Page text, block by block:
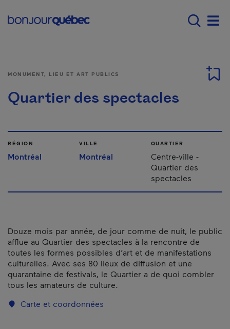
Main navigation -
MONUMENT, LIEU ET ART PUBLICS
Quartier des spectacles
RÉGION
Montréal
VILLE
Montréal
QUARTIER
Centre-ville -
Quartier des
spectacles
Douze mois par année, de jour comme de nuit, le public
afflue au Quartier des spectacles à la rencontre de
toutes les formes possibles d’art et de manifestations
culturelles. Avec ses 80 lieux de diffusion et une
quarantaine de festivals, le Quartier a de quoi combler
tous les amateurs de culture.
Carte et coordonnées